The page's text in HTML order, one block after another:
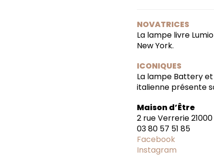
NOVATRICES
La lampe livre
New York.
ICONIQUES
La lampe Battery
italienne présente
Maison d’Être
2 rue Verrerie 21000
03 80 57 51 85
Facebook
Instagram